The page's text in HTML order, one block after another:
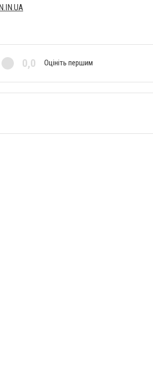
0,0 Оцініть першим